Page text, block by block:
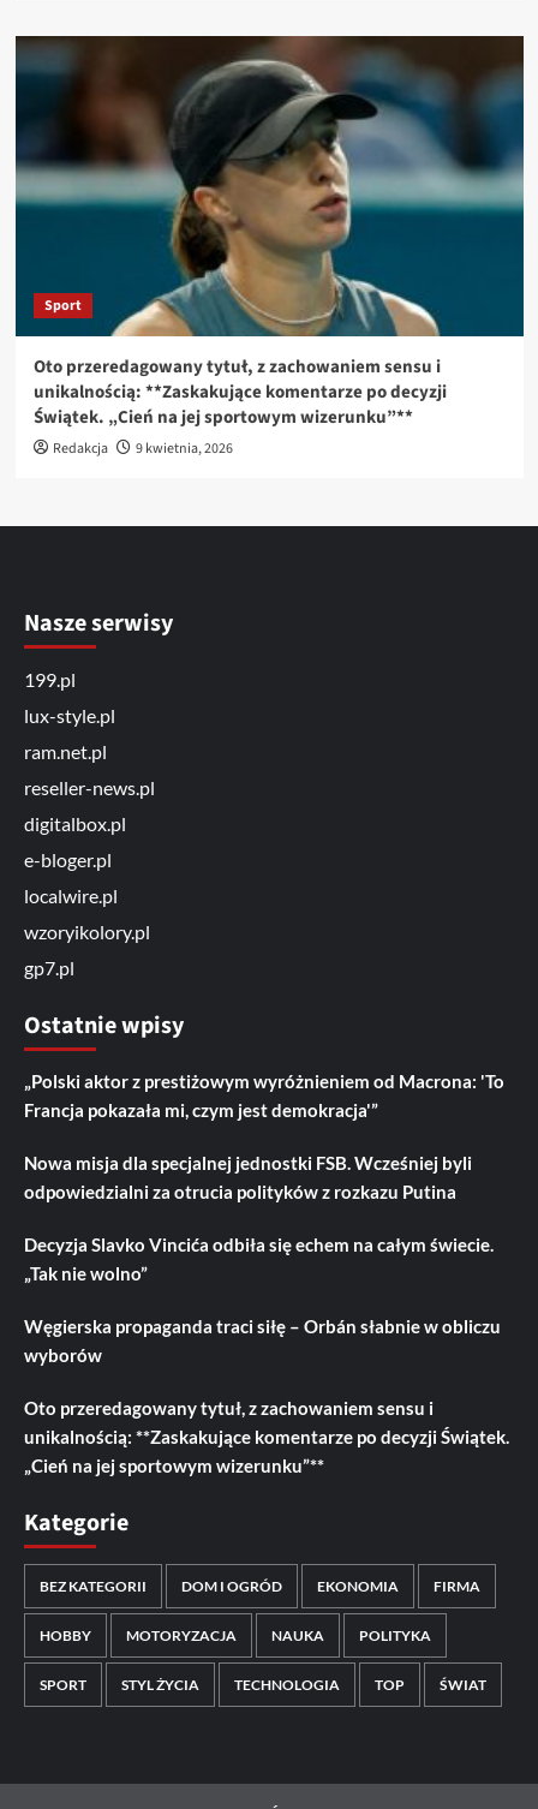
Sport
Oto przeredagowany tytuł, z zachowaniem sensu i
unikalnością: **Zaskakujące komentarze po decyzji
Świątek. „Cień na jej sportowym wizerunku”**
Redakcja 9 kwietnia, 2026
Nasze serwisy
199.pl
lux-style.pl
ram.net.pl
reseller-news.pl
digitalbox.pl
e-bloger.pl
localwire.pl
wzoryikolory.pl
gp7.pl
Ostatnie wpisy
„Polski aktor z prestiżowym wyróżnieniem od Macrona: 'To
Francja pokazała mi, czym jest demokracja'”
Nowa misja dla specjalnej jednostki FSB. Wcześniej byli
odpowiedzialni za otrucia polityków z rozkazu Putina
Decyzja Slavko Vincića odbiła się echem na całym świecie.
„Tak nie wolno”
Węgierska propaganda traci siłę – Orbán słabnie w obliczu
wyborów
Oto przeredagowany tytuł, z zachowaniem sensu i
unikalnością: **Zaskakujące komentarze po decyzji Świątek.
„Cień na jej sportowym wizerunku”**
Kategorie
BEZ KATEGORII DOM I OGRÓD EKONOMIA FIRMA
HOBBY MOTORYZACJA NAUKA POLITYKA
SPORT STYL ŻYCIA TECHNOLOGIA TOP ŚWIAT